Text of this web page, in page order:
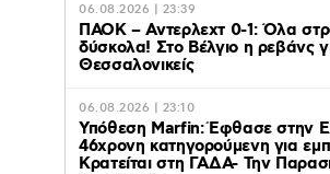
06.08.2026 | 23:39
ΠΑΟΚ – Αντερλεχτ 0-1: Όλα
δύσκολα! Στο Βέλγιο η ρεβάνς
Θεσσαλονικείς
06.08.2026 | 23:10
Υπόθεση Marfin: Έφθασε στην
46χρονη κατηγορούμενη για
Κρατείται στη ΓΑΔΑ- Την